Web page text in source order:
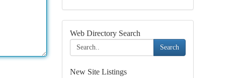
Web Directory Search
Search
New Site Listings